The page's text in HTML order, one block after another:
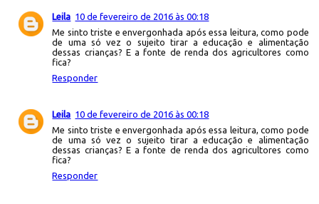
Leila 10 de fevereiro de 2016 às 00:18
Me sinto triste e envergonhada após essa leitura, como pode
de uma só vez o sujeito tirar a educação e alimentação
dessas crianças? E a fonte de renda dos agricultores como
fica?
Responder
Leila 10 de fevereiro de 2016 às 00:18
Me sinto triste e envergonhada após essa leitura, como pode
de uma só vez o sujeito tirar a educação e alimentação
dessas crianças? E a fonte de renda dos agricultores como
fica?
Responder